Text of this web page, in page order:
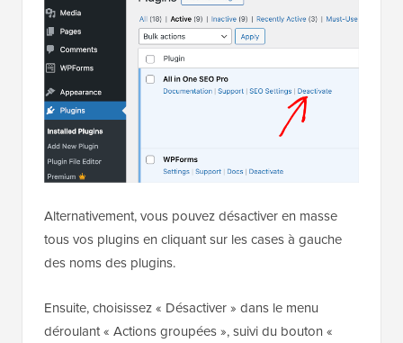
Alternativement, vous pouvez désactiver en masse
tous vos plugins en cliquant sur les cases à gauche
des noms des plugins.
Ensuite, choisissez « Désactiver » dans le menu
déroulant « Actions groupées », suivi du bouton «